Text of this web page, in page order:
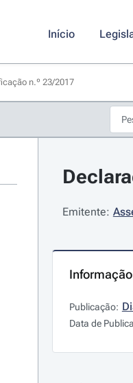
Início
n.º 23/2017
Emitente:
Publicação:
Data de